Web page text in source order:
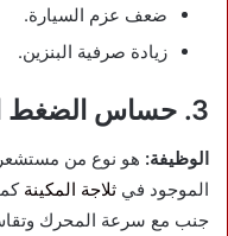
ضعف عزم السيارة.
زيادة صرفية البنزين.
3. حساس الضغط المطلق
الوظيفة: هو نوع من
الموجود في ثلاجة المكينة